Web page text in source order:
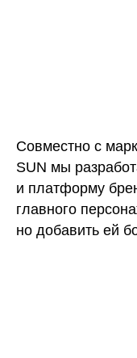
Совместно с
SUN мы
и платформу
главного
но добавить ей